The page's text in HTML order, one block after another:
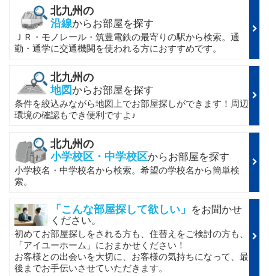
北九州の
沿線からお部屋を探す
ＪＲ・モノレール・筑豊電鉄の最寄りの駅から検索。通
勤・通学に交通機関を使われる方におすすめです。
北九州の
地図 からお部屋を探す
条件を絞込みながら地図上でお部屋探しができます！周辺
環境の確認もでき便利ですよ♪
北九州の
小学校区・中学校区からお部屋を探す
小学校名・中学校名から検索。希望の学校名から簡単検
索。
「こんな部屋探して欲しい」
をお聞かせ
ください。
初めてお部屋探しをされる方も、住替えをご検討の方も、
「アイユーホーム」におまかせください！
お客様との出会いを大切に、お客様の気持ちになって、最
後までお手伝いさせていただきます。